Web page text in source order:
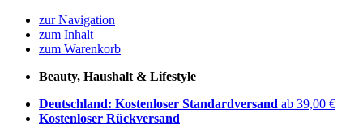
zur Navigation
zum Inhalt
zum Warenkorb
Beauty, Haushalt & Lifestyle
Deutschland: Kostenloser Standardversand ab 39,00 €
Kostenloser Rückversand